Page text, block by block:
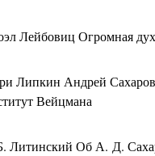
Лейбовиц Огромная
Липкин Андрей
Вейцмана
Литинский Об А. Д.